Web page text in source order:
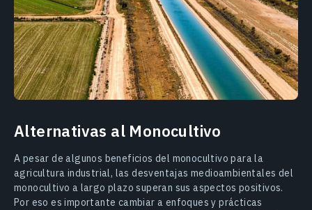
Alternativas al Monocultivo
A pesar de algunos beneficios del monocultivo para la
agricultura industrial, las desventajas medioambientales del
monocultivo a largo plazo superan sus aspectos positivos.
Por eso es importante cambiar a enfoques y prácticas